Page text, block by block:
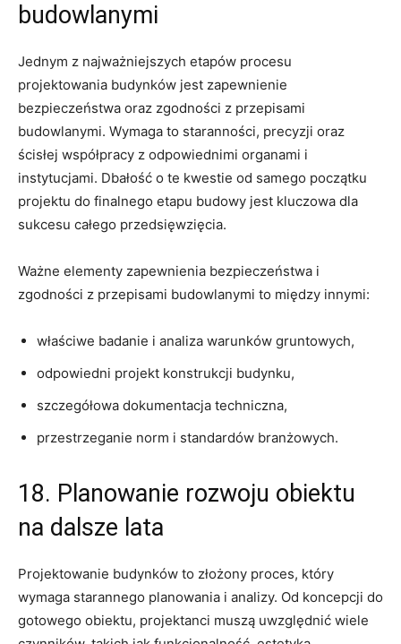
budowlanymi
Jednym z najważniejszych ‌etapów procesu
projektowania budynków jest zapewnienie ​
bezpieczeństwa ⁤oraz zgodności z przepisami
budowlanymi.‍ Wymaga ‌to⁣ staranności,‌ precyzji oraz
ścisłej współpracy z ⁤odpowiednimi organami⁢ i
instytucjami. ⁢Dbałość o te kwestie od samego⁢ początku⁣
projektu do finalnego etapu⁢ budowy jest kluczowa dla
⁤sukcesu całego przedsięwzięcia.
Ważne elementy zapewnienia ⁤bezpieczeństwa‌ i
zgodności z przepisami budowlanymi to między innymi:
właściwe badanie‍ i analiza warunków gruntowych,
odpowiedni projekt konstrukcji budynku,
szczegółowa ⁢dokumentacja techniczna,
przestrzeganie⁣ norm i standardów ‍branżowych.
18. Planowanie⁢ rozwoju obiektu
na dalsze⁣ lata
Projektowanie budynków to złożony ⁢proces, ⁢który
wymaga starannego⁢ planowania⁢ i analizy. Od‍ koncepcji⁤ do
gotowego ​obiektu, projektanci ‍muszą uwzględnić⁤ wiele